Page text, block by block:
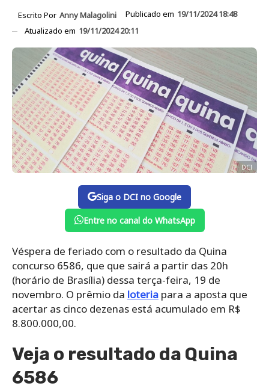
Escrito Por Anny Malagolini Publicado em 19/11/2024 18:48
Atualizado em 19/11/2024 20:11
DCI
Siga o DCI no Google
Entre no canal do WhatsApp
Véspera de feriado com o resultado da Quina
concurso 6586, que que sairá a partir das 20h
(horário de Brasília) dessa terça-feira, 19 de
novembro. O prêmio da loteria para a aposta que
acertar as cinco dezenas está acumulado em R$
8.800.000,00.
Veja o resultado da Quina
6586